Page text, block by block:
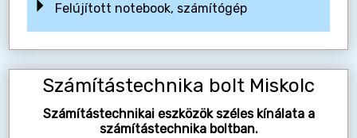
Felújított notebook, számítógép
Számítástechnika bolt Miskolc
Számítástechnikai eszközök széles kínálata a
számítástechnika boltban.